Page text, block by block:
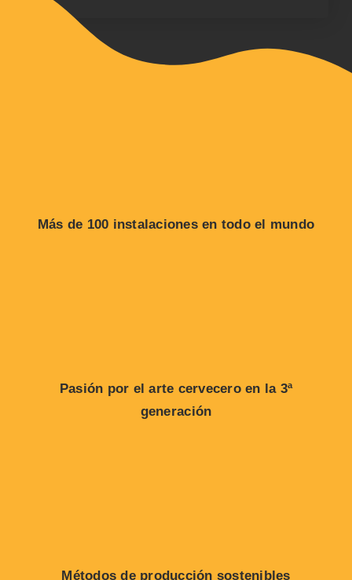
Más de 100 instalaciones en todo el mundo
Pasión por el arte cervecero en la 3ª
generación
Métodos de producción sostenibles